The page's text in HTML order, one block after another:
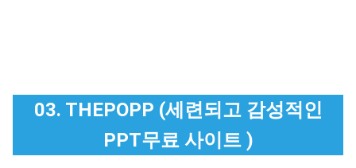
03. THEPOPP (세련되고 감성적인
PPT무료 사이트 )